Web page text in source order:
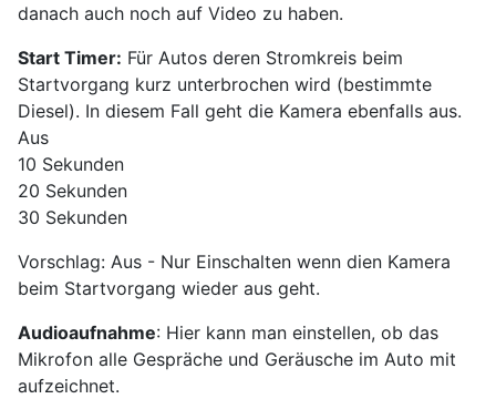
danach auch noch auf Video zu haben.
Start Timer: Für Autos deren Stromkreis beim
Startvorgang kurz unterbrochen wird (bestimmte
Diesel). In diesem Fall geht die Kamera ebenfalls aus.
Aus
10 Sekunden
20 Sekunden
30 Sekunden
Vorschlag: Aus - Nur Einschalten wenn dien Kamera
beim Startvorgang wieder aus geht.
Audioaufnahme: Hier kann man einstellen, ob das
Mikrofon alle Gespräche und Geräusche im Auto mit
aufzeichnet.